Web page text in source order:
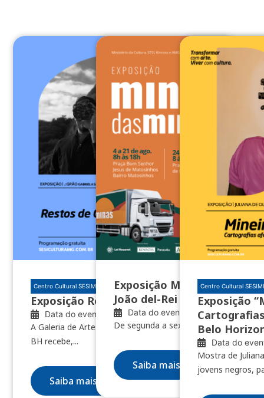
Centro Cultural SESIMINAS BH
Exposição Restos de clareúme
Data do evento: 10/07/2026
A Galeria de Artes do Centro Cultural SESIMINAS
BH recebe,...
Saiba mais
Exposição Minas das Minas
João del-Rei e Nazareno
Data do evento: 04/08/2026
De segunda a sexta, das 8h às 18h
Saiba mais
Centro Cultural
Exposição
Belo
Data do
Mostra de
jovens negros,